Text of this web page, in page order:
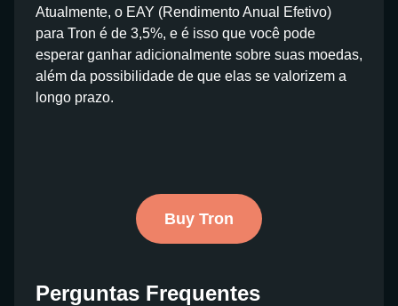
Atualmente, o EAY (Rendimento Anual Efetivo)
para Tron é de 3,5%, e é isso que você pode
esperar ganhar adicionalmente sobre suas moedas,
além da possibilidade de que elas se valorizem a
longo prazo.
Buy Tron
Perguntas Frequentes